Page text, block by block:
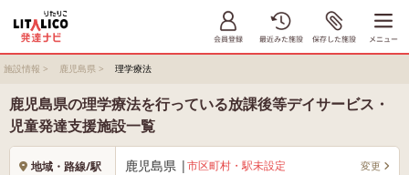
施設情報 > 鹿児島県 > 理学療法
鹿児島県の理学療法を行っている放課後等デイサービス・
児童発達支援施設一覧
地域・路線/駅 鹿児島県 |市区町村・駅未設定 変更